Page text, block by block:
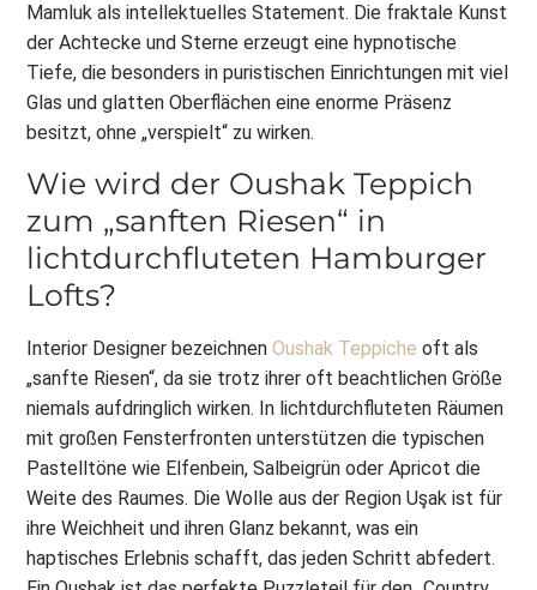
Mamluk als intellektuelles Statement. Die fraktale Kunst
der Achtecke und Sterne erzeugt eine hypnotische
Tiefe, die besonders in puristischen Einrichtungen mit viel
Glas und glatten Oberflächen eine enorme Präsenz
besitzt, ohne „verspielt“ zu wirken.
Wie wird der Oushak Teppich
zum „sanften Riesen“ in
lichtdurchfluteten Hamburger
Lofts?
Interior Designer bezeichnenOushak Teppiche oft als
„sanfte Riesen“, da sie trotz ihrer oft beachtlichen Größe
niemals aufdringlich wirken. In lichtdurchfluteten Räumen
mit großen Fensterfronten unterstützen die typischen
Pastelltöne wie Elfenbein, Salbeigrün oder Apricot die
Weite des Raumes. Die Wolle aus der Region Uşak ist für
ihre Weichheit und ihren Glanz bekannt, was ein
haptisches Erlebnis schafft, das jeden Schritt abfedert.